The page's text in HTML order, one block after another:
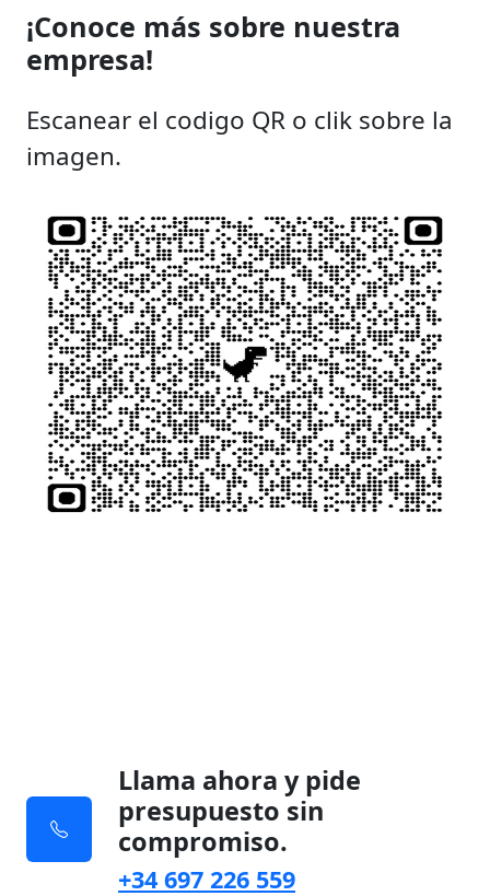
¡Conoce más sobre nuestra
empresa!
Escanear el codigo QR o clik sobre la
imagen.
Llama ahora y pide
presupuesto sin
compromiso.
+34 697 226 559